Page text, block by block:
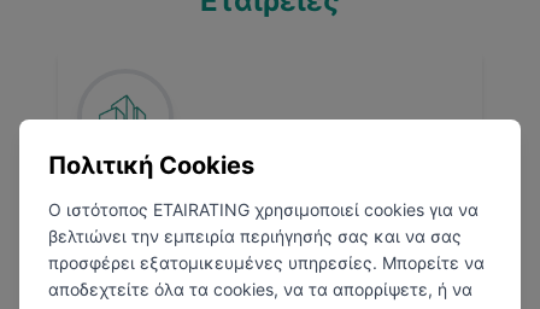
ElvalHalcor
Οινόφυτα
Άλλο
Πολιτική Cookies
Ο ιστότοπος ETAIRATING χρησιμοποιεί cookies για να
βελτιώνει την εμπειρία περιήγησής σας και να σας
προσφέρει εξατομικευμένες υπηρεσίες. Μπορείτε να
αποδεχτείτε όλα τα cookies, να τα απορρίψετε, ή να